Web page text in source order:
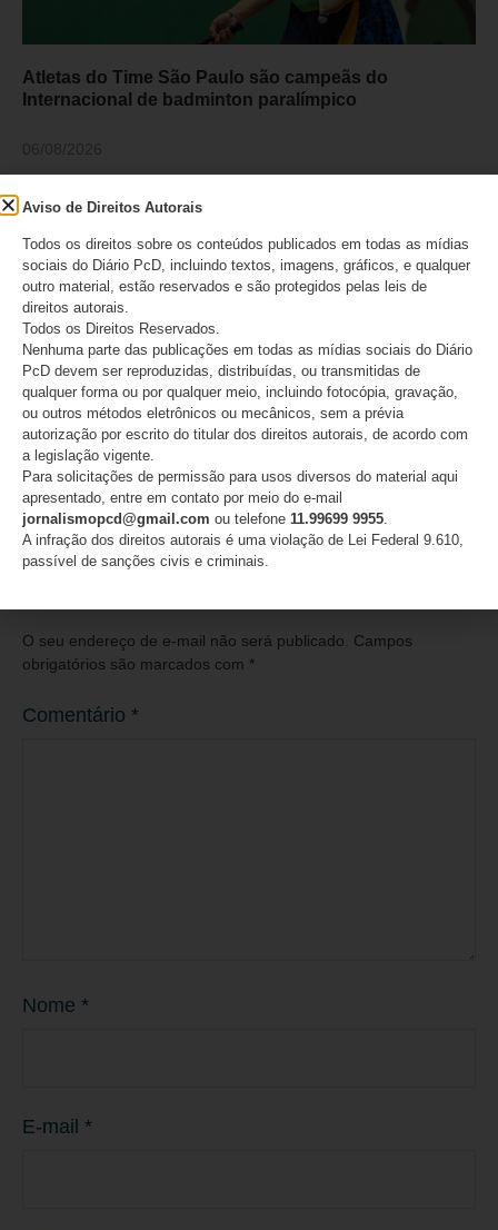
Atletas do Time São Paulo são campeãs do
Internacional de badminton paralímpico
A conscientização avançou, a aceitação ainda não
06/08/2026
O seu endereço de e-mail não será publicado. Campos
obrigatórios são marcados com *
Comentário *
Nome *
E-mail *
Aviso de Direitos Autorais
Todos os direitos sobre os conteúdos publicados em todas as mídias
sociais do Diário PcD, incluindo textos, imagens, gráficos, e qualquer
outro material, estão reservados e são protegidos pelas leis de
direitos autorais.
Todos os Direitos Reservados.
Nenhuma parte das publicações em todas as mídias sociais do Diário
PcD devem ser reproduzidas, distribuídas, ou transmitidas de
qualquer forma ou por qualquer meio, incluindo fotocópia, gravação,
ou outros métodos eletrônicos ou mecânicos, sem a prévia
autorização por escrito do titular dos direitos autorais, de acordo com
a legislação vigente.
Para solicitações de permissão para usos diversos do material aqui
apresentado, entre em contato por meio do e-mail
jornalismopcd@gmail.com ou telefone 11.99699 9955.
A infração dos direitos autorais é uma violação de Lei Federal 9.610,
passível de sanções civis e criminais.